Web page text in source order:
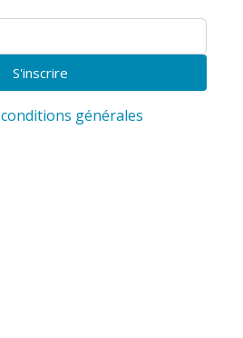
conditions générales